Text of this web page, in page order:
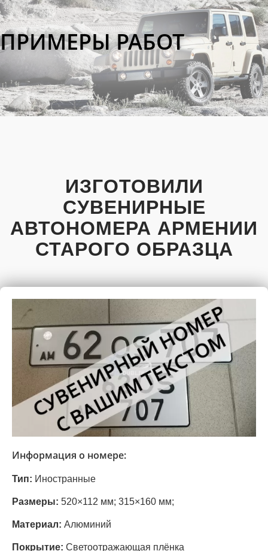
ПРИМЕРЫ РАБОТ
ИЗГОТОВИЛИ
СУВЕНИРНЫЕ
АВТОНОМЕРА АРМЕНИИ
СТАРОГО ОБРАЗЦА
Информация о номере:
Тип: Иностранные
Размеры: 520×112 мм; 315×160 мм;
Материал: Алюминий
Покрытие: Светоотражающая плёнка